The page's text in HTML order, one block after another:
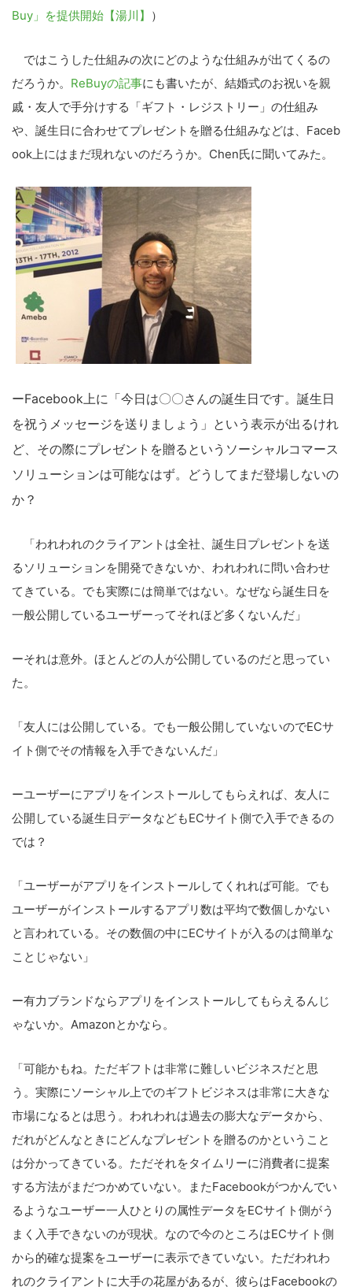
Buy」を提供開始【湯川】 ）
ではこうした仕組みの次にどのような仕組みが出てくるの
だろうか。 ReBuyの記事にも書いたが、結婚式のお祝いを親
戚・友人で手分けする「ギフト・レジストリー」の仕組み
や、誕生日に合わせてプレゼントを贈る仕組みなどは、Faceb
ook上にはまだ現れないのだろうか。Chen氏に聞いてみた。
ーFacebook上に「今日は〇〇さんの誕生日です。誕生日
を祝うメッセージを送りましょう」という表示が出るけれ
ど、その際にプレゼントを贈るというソーシャルコマース
ソリューションは可能なはず。どうしてまだ登場しないの
か？
「われわれのクライアントは全社、誕生日プレゼントを送
るソリューションを開発できないか、われわれに問い合わせ
てきている。でも実際には簡単ではない。なぜなら誕生日を
一般公開しているユーザーってそれほど多くないんだ」
ーそれは意外。ほとんどの人が公開しているのだと思ってい
た。
「友人には公開している。でも一般公開していないのでECサ
イト側でその情報を入手できないんだ」
ーユーザーにアプリをインストールしてもらえれば、友人に
公開している誕生日データなどもECサイト側で入手できるの
では？
「ユーザーがアプリをインストールしてくれれば可能。でも
ユーザーがインストールするアプリ数は平均で数個しかない
と言われている。その数個の中にECサイトが入るのは簡単な
ことじゃない」
ー有力ブランドならアプリをインストールしてもらえるんじ
ゃないか。Amazonとかなら。
「可能かもね。ただギフトは非常に難しいビジネスだと思
う。実際にソーシャル上でのギフトビジネスは非常に大きな
市場になるとは思う。われわれは過去の膨大なデータから、
だれがどんなときにどんなプレゼントを贈るのかということ
は分かってきている。ただそれをタイムリーに消費者に提案
する方法がまだつかめていない。またFacebookがつかんでい
るようなユーザー一人ひとりの属性データをECサイト側がう
まく入手できないのが現状。なので今のところはECサイト側
から的確な提案をユーザーに表示できていない。ただわれわ
れのクライアントに大手の花屋があるが、彼らはFacebookの